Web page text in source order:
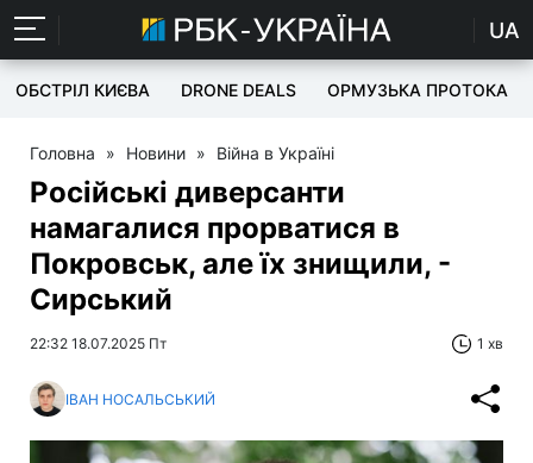
UA
ОБСТРІЛ КИЄВА DRONE DEALS ОРМУЗЬКА ПРОТОКА
Головна » Новини » Війна в Україні
Російські диверсанти
намагалися прорватися в
Покровськ, але їх знищили, -
Сирський
22:32 18.07.2025 Пт 1 хв
ІВАН НОСАЛЬСЬКИЙ